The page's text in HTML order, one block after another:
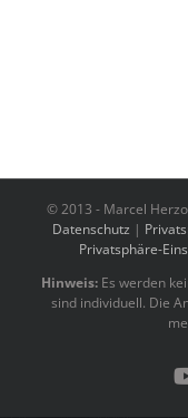
© 2013 - Marcel
Datenschutz |
Privatsphäre-
Hinweis: Es werden
sind individuell. Die